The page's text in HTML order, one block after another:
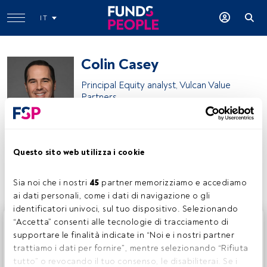
Questo sito web utilizza i cookie
Sia noi che i nostri 45 partner memorizziamo e accediamo
ai dati personali, come i dati di navigazione o gli
identificatori univoci, sul tuo dispositivo. Selezionando
“Accetta” consenti alle tecnologie di tracciamento di
supportare le finalità indicate in “Noi e i nostri partner
trattiamo i dati per fornire”, mentre selezionando “Rifiuta
tutto” o revocando il tuo consenso, le disabiliterai. Se i
IT
Colin Casey
Principal Equity analyst, Vulcan Value
Partners
Condividi:
Questo è un articolo riservato agli utenti FundsPeople. Se
sei già registrato, accedi tramite il pulsante Login. Se non
hai ancora un account, ti invitiamo a registrarti per scoprire
tutti i contenuti che FundsPeople ha da offrire.